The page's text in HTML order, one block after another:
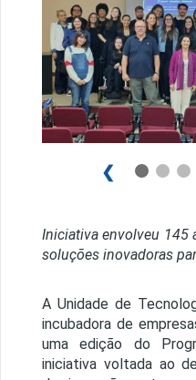
❮
Iniciativa envolveu 145
soluções inovadoras
A Unidade de
incubadora de
uma edição do
iniciativa voltada ao